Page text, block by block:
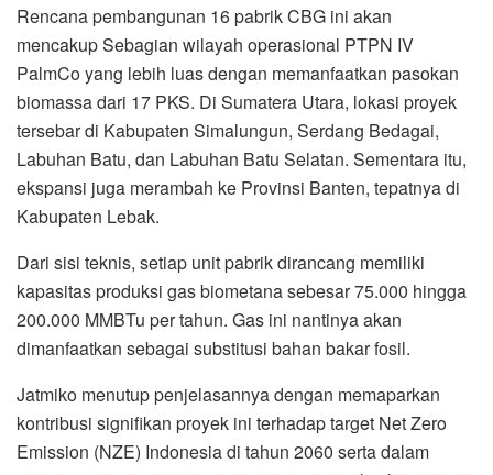
Rencana pembangunan 16 pabrik CBG ini akan
mencakup Sebagian wilayah operasional PTPN IV
PalmCo yang lebih luas dengan memanfaatkan pasokan
biomassa dari 17 PKS. Di Sumatera Utara, lokasi proyek
tersebar di Kabupaten Simalungun, Serdang Bedagai,
Labuhan Batu, dan Labuhan Batu Selatan. Sementara itu,
ekspansi juga merambah ke Provinsi Banten, tepatnya di
Kabupaten Lebak.
Dari sisi teknis, setiap unit pabrik dirancang memiliki
kapasitas produksi gas biometana sebesar 75.000 hingga
200.000 MMBTu per tahun. Gas ini nantinya akan
dimanfaatkan sebagai substitusi bahan bakar fosil.
Jatmiko menutup penjelasannya dengan memaparkan
kontribusi signifikan proyek ini terhadap target Net Zero
Emission (NZE) Indonesia di tahun 2060 serta dalam